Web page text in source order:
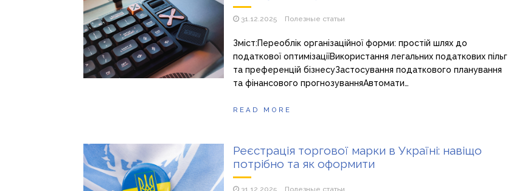
31.12.2025 Полезные статьи
Зміст:Переоблік організаційної форми: простій шлях до
податкової оптимізаціїВикористання легальних податкових пільг
та преференцій бізнесуЗастосування податкового планування
та фінансового прогнозуванняАвтомати…
READ MORE
Реєстрація торгової марки в Україні: навіщо
потрібно та як оформити
31.12.2025 Полезные статьи